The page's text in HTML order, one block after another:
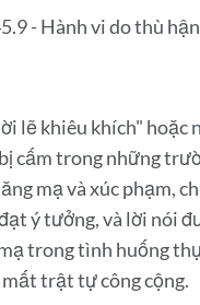
- Hành vi do thù
lẽ khiêu khích" hoặc
cấm trong những
mạ và xúc phạm,
ý tưởng, và lời nói
trong tình huống
mất trật tự công cộng.